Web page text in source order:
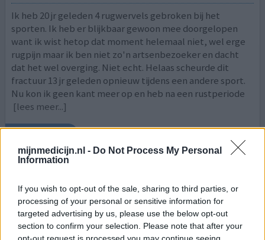
mijnmedicijn.nl - Do Not Process My Personal
Information
If you wish to opt-out of the sale, sharing to third parties, or
processing of your personal or sensitive information for
targeted advertising by us, please use the below opt-out
section to confirm your selection. Please note that after your
opt-out request is processed you may continue seeing
Ik heb 20 jr geleden 4 rugwervels gebroken bij het
sporten. Ik heb er blijkbaar gewoon mee doorgelopen
want ik wist hetop dat moment helemaal niet, wel erge
rugpijn maar ik ben niet zo'n artsenbezoeker en dacht
dat het wel overging. Niet echt. Helaas scheurde dit
fractuur 13 jr geleden opnieuw tijdens een andere sport.
Nu kon ik geen kant meer op en heb na een rustperiode
[lees meer...]
08-06-2010 | Vrouw
tramadol
Chronische rugklachten